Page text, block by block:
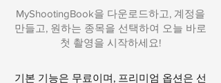
MyShootingBook을 다운로드하고, 계정을
만들고, 원하는 종목을 선택하여 오늘 바로
첫 촬영을 시작하세요!
기본 기능은 무료이며, 프리미엄 옵션은 선